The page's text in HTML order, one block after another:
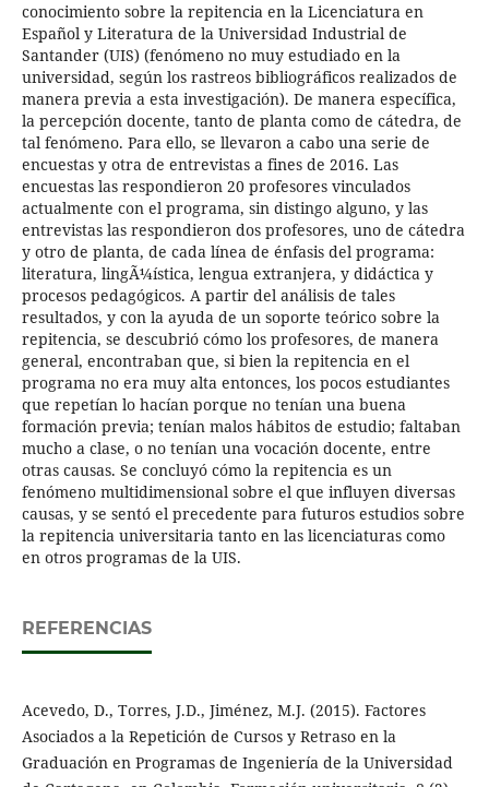
conocimiento sobre la repitencia en la Licenciatura en
Español y Literatura de la Universidad Industrial de
Santander (UIS) (fenómeno no muy estudiado en la
universidad, según los rastreos bibliográficos realizados de
manera previa a esta investigación). De manera específica,
la percepción docente, tanto de planta como de cátedra, de
tal fenómeno. Para ello, se llevaron a cabo una serie de
encuestas y otra de entrevistas a fines de 2016. Las
encuestas las respondieron 20 profesores vinculados
actualmente con el programa, sin distingo alguno, y las
entrevistas las respondieron dos profesores, uno de cátedra
y otro de planta, de cada línea de énfasis del programa:
literatura, lingÃ¼ística, lengua extranjera, y didáctica y
procesos pedagógicos. A partir del análisis de tales
resultados, y con la ayuda de un soporte teórico sobre la
repitencia, se descubrió cómo los profesores, de manera
general, encontraban que, si bien la repitencia en el
programa no era muy alta entonces, los pocos estudiantes
que repetían lo hacían porque no tenían una buena
formación previa; tenían malos hábitos de estudio; faltaban
mucho a clase, o no tenían una vocación docente, entre
otras causas. Se concluyó cómo la repitencia es un
fenómeno multidimensional sobre el que influyen diversas
causas, y se sentó el precedente para futuros estudios sobre
la repitencia universitaria tanto en las licenciaturas como
en otros programas de la UIS.
REFERENCIAS
Acevedo, D., Torres, J.D., Jiménez, M.J. (2015). Factores
Asociados a la Repetición de Cursos y Retraso en la
Graduación en Programas de Ingeniería de la Universidad